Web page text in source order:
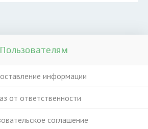
Пользователям
информации
от ответственности
соглашение